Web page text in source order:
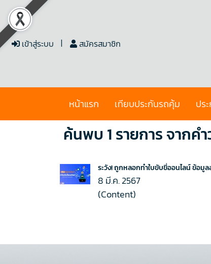
เข้าสู่ระบบ สมัครสมาชิก
หน้าแรก เทียบประกันรถคุ้ม ปร
ค้นพบ 1 รายการ จากค
ระวัง! ถูกหลอกทําใบขับขี่ออนไลน์ ข้อมู
8 มี.ค. 2567
(Content)